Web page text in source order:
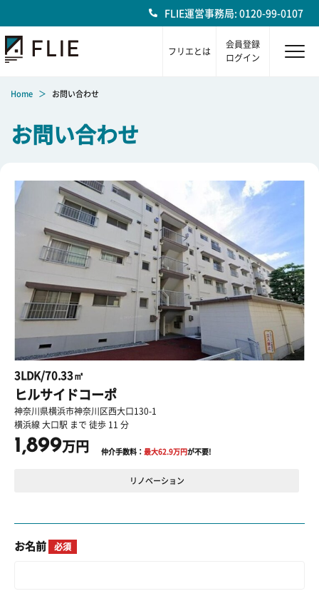
FLIE運営事務局: 0120-99-0107
フリエとは
会員登録
ログイン
Home お問い合わせ
お問い合わせ
3LDK/70.33㎡
ヒルサイドコーポ
神奈川県横浜市神奈川区西大口130-1
横浜線 大口駅 まで 徒歩 11 分
1,899万円 仲介手数料： 最大62.9万円が不要!
リノベーション
お名前 必須